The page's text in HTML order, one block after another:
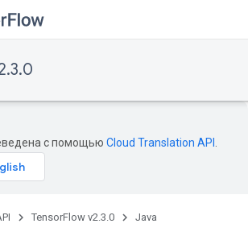
с помощью Cloud Translation API
TensorFlow v2.3.0 Java